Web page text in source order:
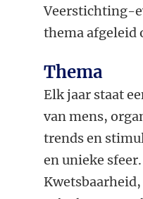
Veerstichting-
thema afgeleid
Thema
Elk jaar staat
van mens,
trends en
en unieke